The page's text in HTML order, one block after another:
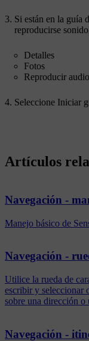
Si están en la guía
reproducirse
Detalles
Fotos
Reproducir audio
Seleccione Iniciar
Artículos
Navegación -
Manejo básico de
Navegación -
Utilice la rueda de
escribir y seleccionar
sobre una dirección o
Navegación -